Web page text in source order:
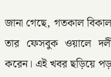
জানা গেছে, গতকাল
তার ফেসবুক ওয়ালে
করেন। এই খবর ছড়িয়ে